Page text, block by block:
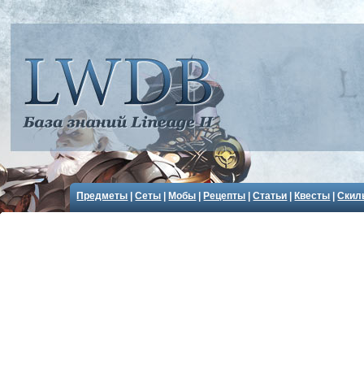
Предметы |Сеты Мобы Рецепты |Статьи Квесты |